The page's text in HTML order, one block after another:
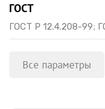
ГОСТ
ГОСТ Р 12.4.208-99;
Все параметры